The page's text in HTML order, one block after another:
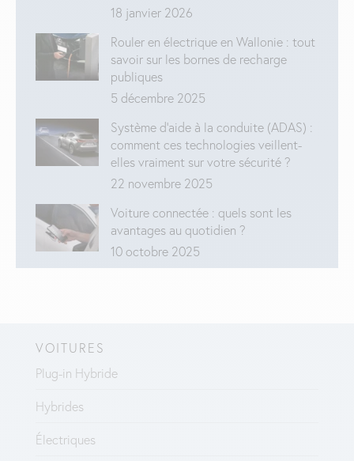
18 janvier 2026
Rouler en électrique en Wallonie : tout
savoir sur les bornes de recharge
publiques
5 décembre 2025
Système d’aide à la conduite (ADAS) :
comment ces technologies veillent-
elles vraiment sur votre sécurité ?
22 novembre 2025
Voiture connectée : quels sont les
avantages au quotidien ?
10 octobre 2025
VOITURES
Plug-in Hybride
Hybrides
Électriques